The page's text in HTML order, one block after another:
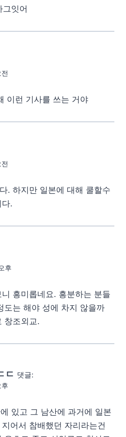
잇어
이런 기사를 쓰는 거야
. 하지만 일본에 대해 쿨할수
.
후
흥미롭네요. 흥분하는 분들
도는 해야 성에 차지 않을까
창조외교.
ㄷ 댓글:
있고 그 남산에 과거에 일본
어서 참배했던 자리라는건